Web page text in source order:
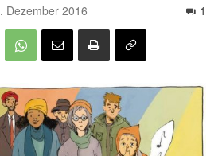
Dezember 2016 1